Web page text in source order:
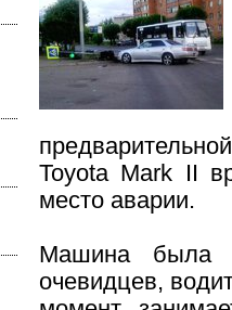
Toyota Mark II
место аварии.
Машина была
очевидцев,